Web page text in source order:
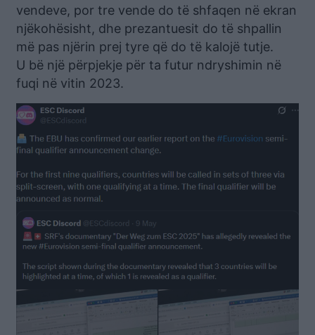
vendeve, por tre vende do të shfaqen në ekran
njëkohësisht, dhe prezantuesit do të shpallin
më pas njërin prej tyre që do të kalojë tutje.
U bë një përpjekje për ta futur ndryshimin në
fuqi në vitin 2023.